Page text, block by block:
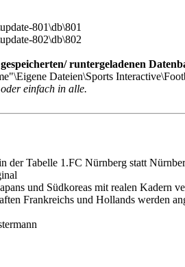
801\db\801
802\db\802
runtergeladenen
Dateien\Sports
einfach in alle.
der Tabelle 1.FC Nürnberg statt
und Südkoreas mit realen Kadern
Frankreichs und Hollands werden